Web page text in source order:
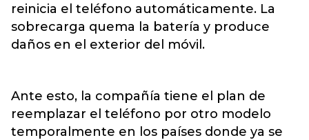
reinicia el teléfono automáticamente. La
sobrecarga quema la batería y produce
daños en el exterior del móvil.
Ante esto, la compañía tiene el plan de
reemplazar el teléfono por otro modelo
temporalmente en los países donde ya se